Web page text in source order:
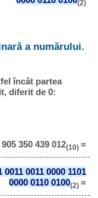
(2)
a numărului.
încât partea
diferit de 0:
350 439 012(10) =
0011 0011 0000 1101
0000 0110 0100(2) =